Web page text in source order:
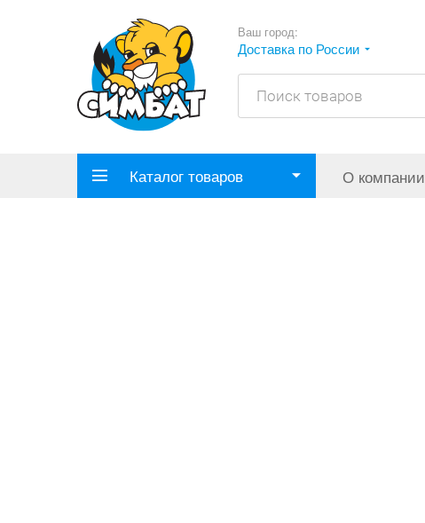
Ваш город:
Доставка по России
Каталог товаров О компании